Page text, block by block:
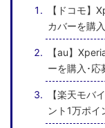
【ドコモ】
カバーを購
【au】
ーを購入･
【楽天モバ
ント1万ポイ